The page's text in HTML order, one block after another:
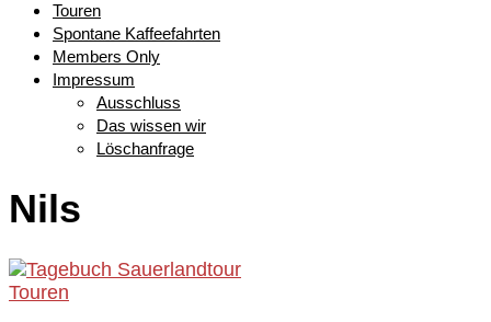
Touren
Spontane Kaffeefahrten
Members Only
Impressum
Ausschluss
Das wissen wir
Löschanfrage
Nils
Touren